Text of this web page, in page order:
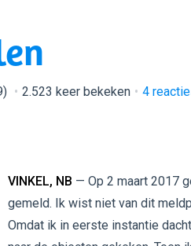
2.523 keer bekeken 4
VINKEL, NB — Op 2 maart 2017
gemeld. Ik wist niet van dit
Omdat ik in eerste instantie